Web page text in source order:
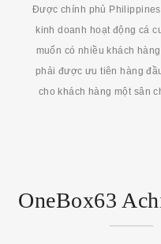
Được chính phủ
kinh doanh hoạt động cá
muốn có nhiều khách
phải được ưu tiên hàng
cho khách hàng một sân
OneBox63